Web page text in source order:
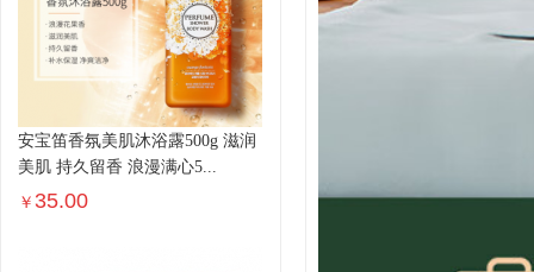
安宝笛香氛美肌沐浴露500g 滋润
美肌 持久留香 浪漫满心5...
￥ 35.00